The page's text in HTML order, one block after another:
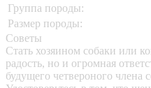
Группа породы:
Размер породы:
Советы
Стать хозяином собаки или
радость, но и огромная
будущего четвероного члена